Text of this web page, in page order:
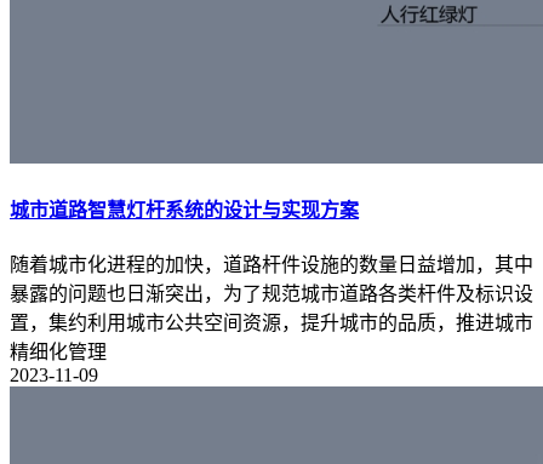
城市道路智慧灯杆系统的设计与实现方案
随着城市化进程的加快，道路杆件设施的数量日益增加，其中
暴露的问题也日渐突出，为了规范城市道路各类杆件及标识设
置，集约利用城市公共空间资源，提升城市的品质，推进城市
精细化管理
2023-11-09